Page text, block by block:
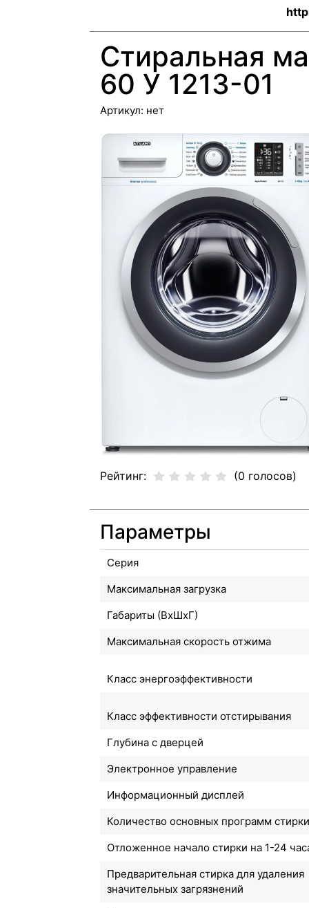
Стиральная
60 У 1213-01
Артикул: нет
Рейтинг: (0 голосов)
Параметры
Серия
Максимальная загрузка
Габариты (ВхШхГ)
Максимальная скорость отжима
Класс энергоэффективности
Класс эффективности отстирывания
Глубина с дверцей
Электронное управление
Информационный дисплей
Количество основных программ стирки
Отложенное начало стирки на 1-24
Предварительная стирка для удаления
значительных загрязнений